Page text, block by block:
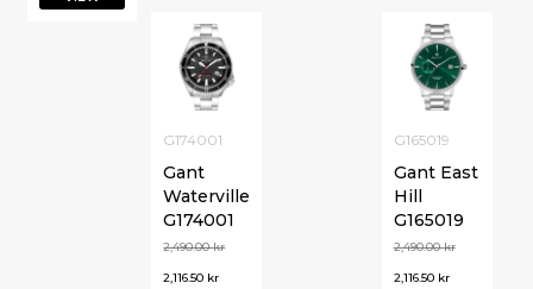
G165019
Gant East
Hill
G165019
2,490.00kr
2,116.50 kr
G174001
Gant
Waterville
G174001
2,490.00kr
2,116.50 kr